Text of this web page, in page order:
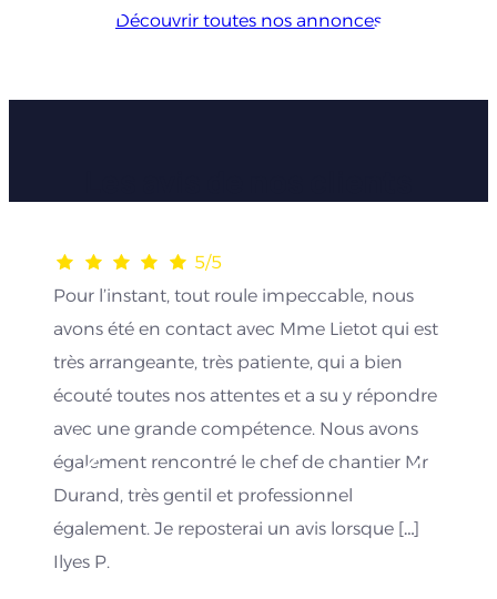
Découvrir toutes nos annonces
5/5
Pour l’instant, tout roule impeccable, nous
avons été en contact avec Mme Lietot qui est
très arrangeante, très patiente, qui a bien
écouté toutes nos attentes et a su y répondre
avec une grande compétence. Nous avons
également rencontré le chef de chantier Mr
Durand, très gentil et professionnel
également. Je reposterai un avis lorsque […]
Ilyes P.